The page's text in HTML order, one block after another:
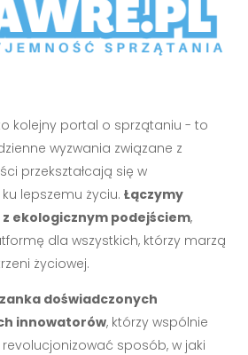
kolejny portal o sprzątaniu - to
wyzwania związane z
przekształcają się w
lepszemu życiu.Łączymy
ekologicznym podejściem,
dla wszystkich, którzy marzą
życiowej.
doświadczonych
innowatorów, którzy wspólnie
sposób, w jaki